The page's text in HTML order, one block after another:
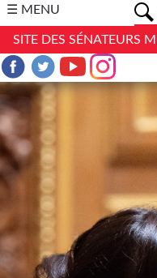
☰ MENU
SITE DES SÉNATEURS